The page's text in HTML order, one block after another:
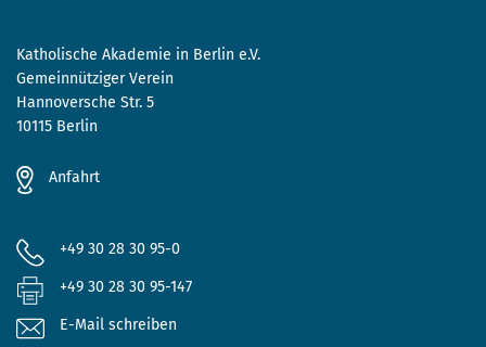
Katholische Akademie in Berlin e.V.
Gemeinnütziger Verein
Hannoversche Str. 5
10115 Berlin
Anfahrt
+49 30 28 30 95-0
+49 30 28 30 95-147
E-Mail schreiben